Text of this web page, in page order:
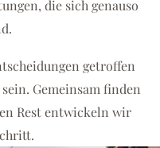
die sich genauso
getroffen
Gemeinsam finden
Rest entwickeln wir